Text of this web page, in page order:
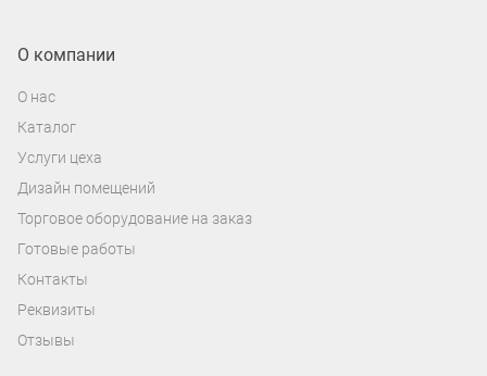
О компании
О нас
Каталог
Услуги цеха
Дизайн помещений
Торговое оборудование на заказ
Готовые работы
Контакты
Реквизиты
Отзывы